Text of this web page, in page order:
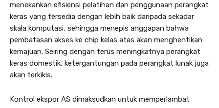
menekankan efisiensi pelatihan dan penggunaan perangkat
keras yang tersedia dengan lebih baik daripada sekadar
skala komputasi, sehingga menepis anggapan bahwa
pembatasan akses ke chip kelas atas akan menghentikan
kemajuan. Seiring dengan terus meningkatnya perangkat
keras domestik, ketergantungan pada perangkat lunak juga
akan terkikis.
Kontrol ekspor AS dimaksudkan untuk memperlambat